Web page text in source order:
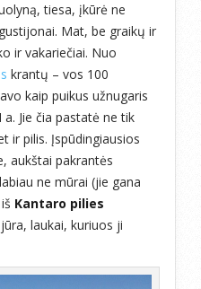
tiesa, įkūrė ne
Mat, be graikų ir
ir vakariečiai. Nuo
krantų – vos 100
kaip puikus užnugaris
Jie čia pastatė ne tik
ir pilis. Įspūdingiausios
aukštai pakrantės
ne mūrai (jie gana
Kantaro pilies
laukai, kuriuos ji